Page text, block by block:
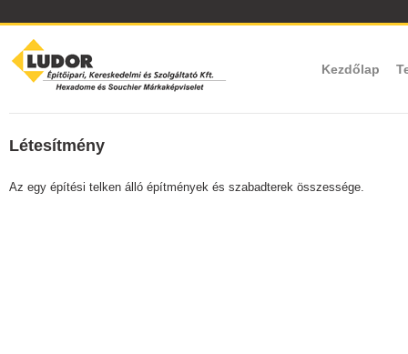
Kezdőlap
Létesítmény
Az egy építési telken álló építmények és szabadterek összessége.